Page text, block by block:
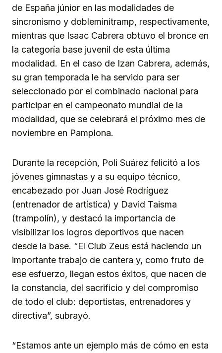
de España júnior en las modalidades de
sincronismo y dobleminitramp, respectivamente,
mientras que Isaac Cabrera obtuvo el bronce en
la categoría base juvenil de esta última
modalidad. En el caso de Izan Cabrera, además,
su gran temporada le ha servido para ser
seleccionado por el combinado nacional para
participar en el campeonato mundial de la
modalidad, que se celebrará el próximo mes de
noviembre en Pamplona.
Durante la recepción, Poli Suárez felicitó a los
jóvenes gimnastas y a su equipo técnico,
encabezado por Juan José Rodríguez
(entrenador de artística) y David Taisma
(trampolín), y destacó la importancia de
visibilizar los logros deportivos que nacen
desde la base. “El Club Zeus está haciendo un
importante trabajo de cantera y, como fruto de
ese esfuerzo, llegan estos éxitos, que nacen de
la constancia, del sacrificio y del compromiso
de todo el club: deportistas, entrenadores y
directiva”, subrayó.
“Estamos ante un ejemplo más de cómo en esta